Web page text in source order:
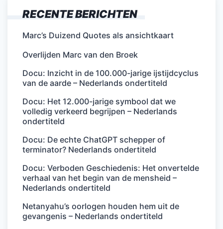
RECENTE BERICHTEN
Marc’s Duizend Quotes als ansichtkaart
Overlijden Marc van den Broek
Docu: Inzicht in de 100.000-jarige ijstijdcyclus
van de aarde – Nederlands ondertiteld
Docu: Het 12.000-jarige symbool dat we
volledig verkeerd begrijpen – Nederlands
ondertiteld
Docu: De echte ChatGPT schepper of
terminator? Nederlands ondertiteld
Docu: Verboden Geschiedenis: Het onvertelde
verhaal van het begin van de mensheid –
Nederlands ondertiteld
Netanyahu’s oorlogen houden hem uit de
gevangenis – Nederlands ondertiteld